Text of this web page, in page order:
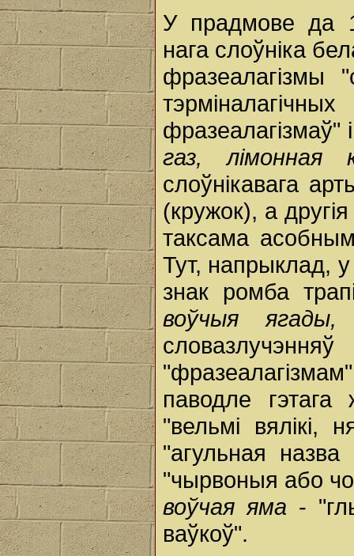
У прадмове да
нага слоўніка
фразеалагізмы
газ,лімонная
слоўнікавага
(кружок), а
таксама
Тут, напрыклад,
знак ромба
воўчыя
паводле
"вельмі вялікі,
"агульная
"чырвоныя або
воўчая яма -
ваўкоў".